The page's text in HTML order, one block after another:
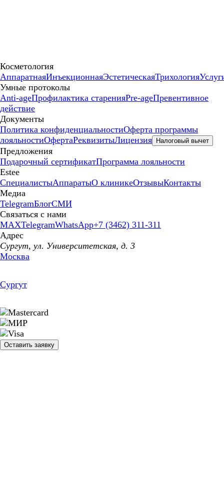
Косметология
АппаратнаяИнъекционнаяЭстетическаяТрихология
Умные протоколы
Anti-ageПрофилактика старенияPre-ageПревентивное
действие
Документы
Политика конфиденциальностиОферта программы
лояльностиОфертаРеквизитыЛицензия Налоговый вычет
Предложения
Подарочный сертификатПрограмма лояльности
Estee
СпециалистыАппаратыО клиникеОтзывыКонтакты
Медиа
TelegramБлогСМИ
Связаться с нами
MAXTelegramWhatsApp+7 (3462) 311-311
Адрес
Сургут, ул. Университетская, д. 3
Москва
Сургут
Оставить заявку